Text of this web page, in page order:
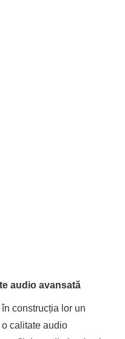
audio avansată
construcția lor un
calitate audio